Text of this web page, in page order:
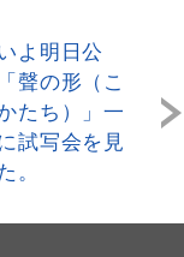
よ明日公
聲の形（こ
たち）」一
試写会を見
。